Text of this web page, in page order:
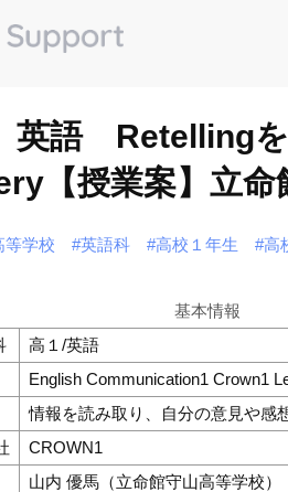
語 Retellingを
【授業案】立
等学校 #英語科 #高校１年生 #高
基本情報
高１/英語
English Communication1 Crown1
情報を読み取り、自分の意見や感
CROWN1
山内 優馬（立命館守山高等学校）